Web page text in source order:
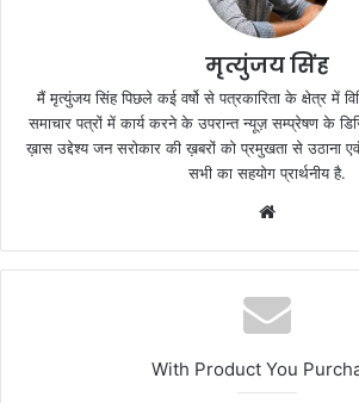
मृत्युंजय सिंह
मैं मृत्युंजय सिंह पिछले कई वर्षो से पत्रकारिता के क्षेत्र में
समाचार पत्रों में कार्य करने के उपरान्त न्यूज़ सम्प्रेषण के
ख़ास उद्देश्य जन सरोकार की ख़बरों को प्रमुखता से उठाना
सभी का सहयोग प्रार्थनीय है.
With Product You